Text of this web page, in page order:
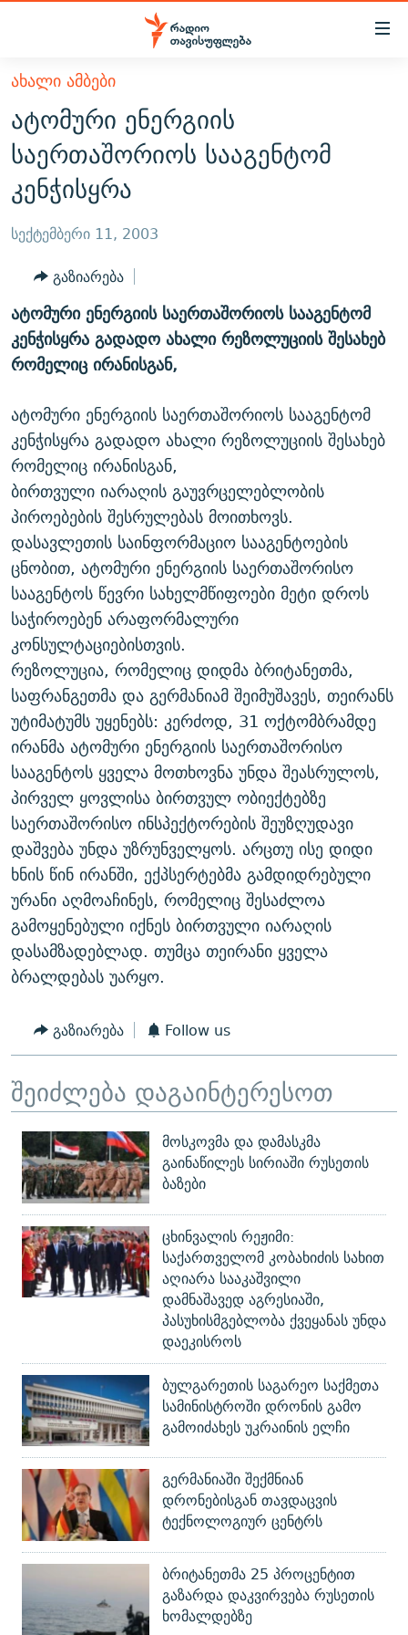
Accessibility
მთავარ
შინაარსზე
დაბრუნება
მთავარ
ნავიგაციაზე
დაბრუნება
ძიებაზე
ᲐᲮᲐᲚᲘ ᲐᲛᲑᲔᲑᲘ
ᲗᲔᲛᲔᲑᲘ
ᲞᲝᲚᲘᲢᲘᲙᲐ
ᲔᲙᲝᲜᲝᲛᲘᲙᲐ
ᲡᲐᲖᲝᲒᲐᲓᲝᲔᲑᲐ
ᲕᲘᲓᲔᲝ
ᲑᲚᲝᲒᲔᲑᲘ
ᲞᲝᲓᲙᲐᲡᲢᲔᲑᲘ
60 ᲓᲔᲪᲘᲑᲔᲚᲘ
ᲒᲐᲜᲙᲘᲗᲮᲕᲘᲡ ᲓᲦᲔ
ᲛᲝᲚᲐᲞᲐᲠᲐᲙᲔ ᲢᲔᲥᲡᲢᲔᲑᲘ
ᲨᲘᲜ - ᲣᲪᲮᲝᲔᲗᲨᲘ
ᲚᲘᲢᲔᲠᲐᲢᲣᲠᲣᲚᲘ ᲬᲐᲮᲜᲐᲒᲔᲑᲘ
ᲐᲛᲔᲠᲘᲙᲣᲚᲘ ᲛᲝᲗᲮᲠᲝᲑᲐ
ᲘᲛᲞᲔᲠᲘᲐ ᲓᲐ ᲠᲐᲓᲘᲝ
ᲤᲔᲜᲝᲕᲐᲜᲘ - 2.10
ᲗᲥᲕᲔᲜᲘ ᲞᲣᲑᲚᲘᲙᲐᲪᲘᲔᲑᲘ
ᲞᲠᲝᲔᲥᲢᲔᲑᲘ
ᲣᲙᲠᲐᲘᲜᲐᲨᲘ ᲓᲐᲦᲣᲞᲣᲚᲘ ᲥᲐᲠᲗᲕᲔᲚᲘ ᲛᲔᲑᲠᲫᲝᲚᲔᲑᲘ - 2022
ᲩᲔᲛᲘ ᲡᲘᲙᲕᲓᲘᲚᲘᲡ ᲛᲘᲖᲔᲖᲘᲐ COVID-19
11 ᲬᲔᲚᲘ - 11 ᲐᲛᲑᲐᲕᲘ
ᲡᲐᲞᲐᲠᲚᲐᲛᲔᲜᲢᲝ ᲐᲠᲩᲔᲕᲜᲔᲑᲘᲡ ᲘᲡᲢᲝᲠᲘᲐ
ᲑᲐᲕᲨᲕᲔᲑᲘ ᲞᲠᲝᲡᲢᲘᲢᲣᲪᲘᲐᲨᲘ - ᲐᲛᲝᲣᲗᲥᲛᲔᲚᲘ ᲐᲛᲑᲐᲕᲘ
5 ᲐᲛᲑᲐᲕᲘ - 20 ᲘᲕᲜᲘᲡᲡ ᲓᲐᲨᲐᲕᲔᲑᲣᲚᲔᲑᲘ
ᲐᲒᲕᲘᲡᲢᲝᲡ ᲝᲛᲘ
ПРИВЕТ ᲙᲣᲚᲢᲣᲠᲐ
ЭХО КАВКАЗА
ᲒᲐᲛᲝᲘᲬᲔᲠᲔ
რთე/რთ-ის ყველა საიტი
ᲐᲮᲐᲚᲘ ᲐᲛᲑᲔᲑᲘ
ატომური ენერგიის
საერთაშორიოს სააგენტომ
კენჭისყრა
სექტემბერი 11, 2003
გაზიარება
ატომური ენერგიის საერთაშორიოს სააგენტომ
კენჭისყრა გადადო ახალი რეზოლუციის შესახებ
რომელიც ირანისგან,
ატომური ენერგიის საერთაშორიოს სააგენტომ
კენჭისყრა გადადო ახალი რეზოლუციის შესახებ
რომელიც ირანისგან,
ბირთვული იარაღის გაუვრცელებლობის
პიროებების შესრულებას მოითხოვს.
დასავლეთის საინფორმაციო სააგენტოების
ცნობით, ატომური ენერგიის საერთაშორისო
სააგენტოს წევრი სახელმწიფოები მეტი დროს
საჭიროებენ არაფორმალური
კონსულტაციებისთვის.
რეზოლუცია, რომელიც დიდმა ბრიტანეთმა,
საფრანგეთმა და გერმანიამ შეიმუშავეს, თეირანს
უტიმატუმს უყენებს: კერძოდ, 31 ოქტომბრამდე
ირანმა ატომური ენერგიის საერთაშორისო
სააგენტოს ყველა მოთხოვნა უნდა შეასრულოს,
პირველ ყოვლისა ბირთვულ ობიექტებზე
საერთაშორისო ინსპექტორების შეუზღუდავი
დაშვება უნდა უზრუნველყოს. არცთუ ისე დიდი
ხნის წინ ირანში, ექპსერტებმა გამდიდრებული
ურანი აღმოაჩინეს, რომელიც შესაძლოა
გამოყენებული იქნეს ბირთვული იარაღის
დასამზადებლად. თუმცა თეირანი ყველა
ბრალდებას უარყო.
გაზიარება Follow us
შეიძლება დაგაინტერესოთ
მოსკოვმა და დამასკმა
გაინაწილეს სირიაში რუსეთის
ბაზები
ცხინვალის რეჟიმი:
საქართველომ კობახიძის სახით
აღიარა სააკაშვილი
დამნაშავედ აგრესიაში,
პასუხისმგებლობა ქვეყანას უნდა
დაეკისროს
ბულგარეთის საგარეო საქმეთა
სამინისტროში დრონის გამო
გამოიძახეს უკრაინის ელჩი
გერმანიაში შექმნიან
დრონებისგან თავდაცვის
ტექნოლოგიურ ცენტრს
ბრიტანეთმა 25 პროცენტით
გაზარდა დაკვირვება რუსეთის
ხომალდებზე